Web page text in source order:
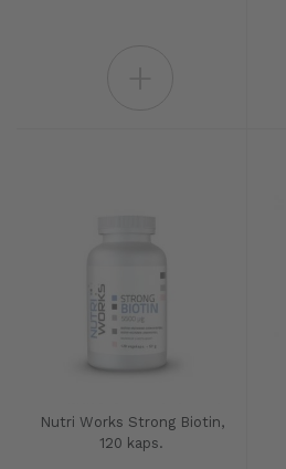
Nutri Works Strong Biotin,
120 kaps.